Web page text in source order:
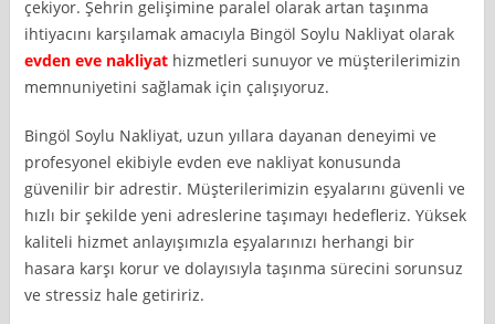
çekiyor. Şehrin gelişimine paralel olarak artan taşınma
ihtiyacını karşılamak amacıyla Bingöl Soylu Nakliyat olarak
evden eve nakliyat hizmetleri sunuyor ve müşterilerimizin
memnuniyetini sağlamak için çalışıyoruz.
Bingöl Soylu Nakliyat, uzun yıllara dayanan deneyimi ve
profesyonel ekibiyle evden eve nakliyat konusunda
güvenilir bir adrestir. Müşterilerimizin eşyalarını güvenli ve
hızlı bir şekilde yeni adreslerine taşımayı hedefleriz. Yüksek
kaliteli hizmet anlayışımızla eşyalarınızı herhangi bir
hasara karşı korur ve dolayısıyla taşınma sürecini sorunsuz
ve stressiz hale getiririz.